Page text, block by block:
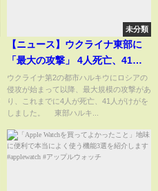
未分類
【ニュース】ウクライナ東部に
「最大の攻撃」 4人死亡、41人
負傷 #shorts
ウクライナ第2の都市ハルキウにロシアの
侵攻が始まって以降、最大規模の攻撃があ
り、これまでに4人が死亡、41人がけがを
しました。 東部ハルキ...